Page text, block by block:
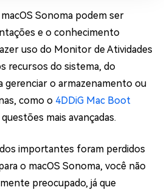
Sonoma podem ser
e o conhecimento
uso do Monitor de Atividades
recursos do sistema, do
gerenciar o armazenamento ou
como o 4DDiG Mac Boot
mais avançadas.
importantes foram perdidos
o macOS Sonoma, você não
preocupado, já que